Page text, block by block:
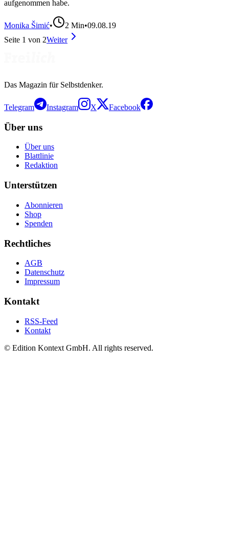
aufgenommen habe.
Monika Šimić• 2 Min•09.08.19
Seite 1 von 2Weiter
Das Magazin für Selbstdenker.
Telegram Instagram X Facebook
Über uns
Über uns
Blattlinie
Redaktion
Unterstützen
Abonnieren
Shop
Spenden
Rechtliches
AGB
Datenschutz
Impressum
Kontakt
RSS-Feed
Kontakt
© Edition Kontext GmbH. All rights reserved.